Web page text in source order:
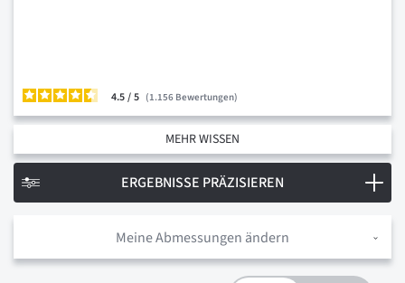
4.5/ 1.156 Bewertungen
MEHR WISSEN
Meine Abmessungen ändern
ERGEBNISSE PRÄZISIEREN